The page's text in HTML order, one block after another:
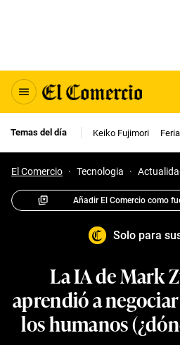
Temas del día Keiko Fujimori
El Comercio · Tecnologia ·
Añadir El Comercio como
Solo para
La IA de Mark
aprendió a
los humanos